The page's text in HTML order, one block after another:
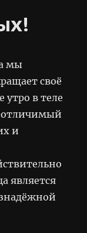
мы
своё
утро в теле
и
является